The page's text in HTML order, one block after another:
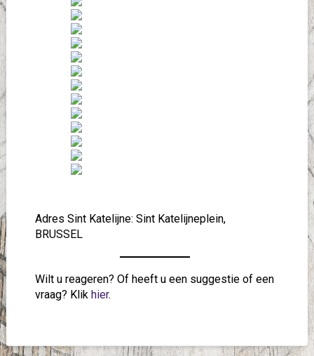
Adres Sint Katelijne: Sint Katelijneplein,
BRUSSEL
Wilt u reageren? Of heeft u een suggestie of een
vraag? Klik hier.